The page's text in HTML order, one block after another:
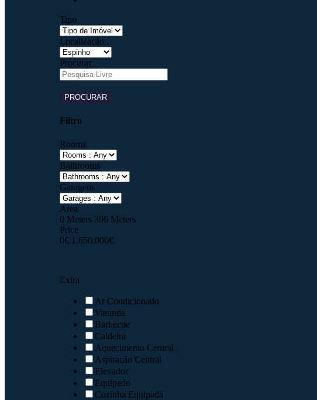
Tipo
Localização
Procurar
PROCURAR
Filtro
Rooms
Bathrooms
Garagens
Area
0 Meters 396 Meters
Price
0€ 1.650.000€
Extra
Ar Condicionado
Varanda
Barbecue
Caldeira
Aquecimento Central
Aspiração Central
Elevador
Equipado
Cozinha Equipada